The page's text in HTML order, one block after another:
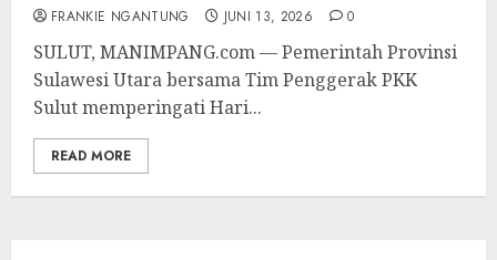
FRANKIE NGANTUNG JUNI 13, 2026 0
SULUT, MANIMPANG.com — Pemerintah Provinsi
Sulawesi Utara bersama Tim Penggerak PKK
Sulut memperingati Hari...
READ MORE